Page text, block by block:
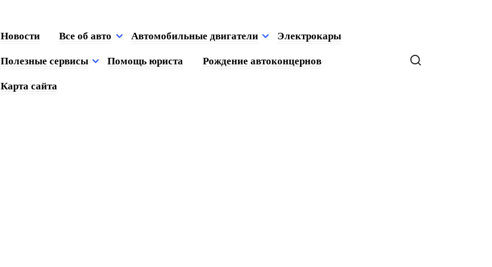
Новости Все об авто Автомобильные двигатели Электрокары
Полезные сервисы Помощь юриста Рождение автоконцернов
Карта сайта